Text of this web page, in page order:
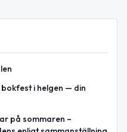
i helgen — din
på sommaren –